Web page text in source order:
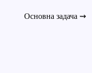
Основна задача ⇝